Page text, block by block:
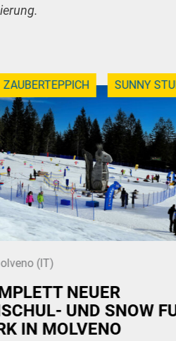
ZAUBERTEPPICH SUNNY
(IT)
NEUER
UND SNOW
IN MOLVENO